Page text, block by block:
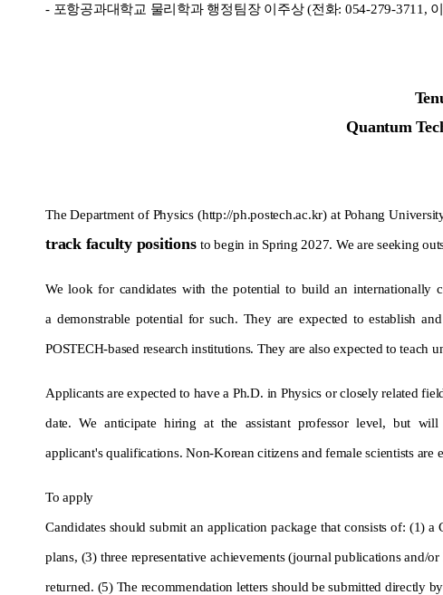
- 포항공과대학교 물리학과 행정팀장 이주상 (전화: 054-279-3711,
Quantum
The Department of Physics (http://ph.postech.ac.kr) at Pohang
track faculty positions to begin in Spring 2027. We are seeking
We look for candidates with the potential to build an internationally
a demonstrable potential for such. They are expected to establish
POSTECH-based research institutions. They are also expected to teach
Applicants are expected to have a Ph.D. in Physics or closely related
date. We anticipate hiring at the assistant professor level, but will
applicant'squalifications. Non-Korean citizens and female scientists are
To apply
Candidates should submit an application package that consists of: (1)
plans, (3) three representative achievements (journal publications and/
returned. (5) The recommendation letters should be submitted directly